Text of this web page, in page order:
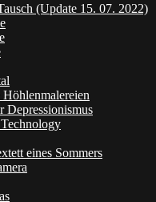
(Update 15. 07. 2022)
Depressionismus
eines Sommers